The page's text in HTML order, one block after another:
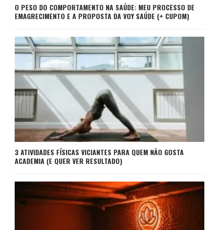
O PESO DO COMPORTAMENTO NA SAÚDE: MEU PROCESSO DE
EMAGRECIMENTO E A PROPOSTA DA VOY SAÚDE (+ CUPOM)
3 ATIVIDADES FÍSICAS VICIANTES PARA QUEM NÃO GOSTA
ACADEMIA (E QUER VER RESULTADO)